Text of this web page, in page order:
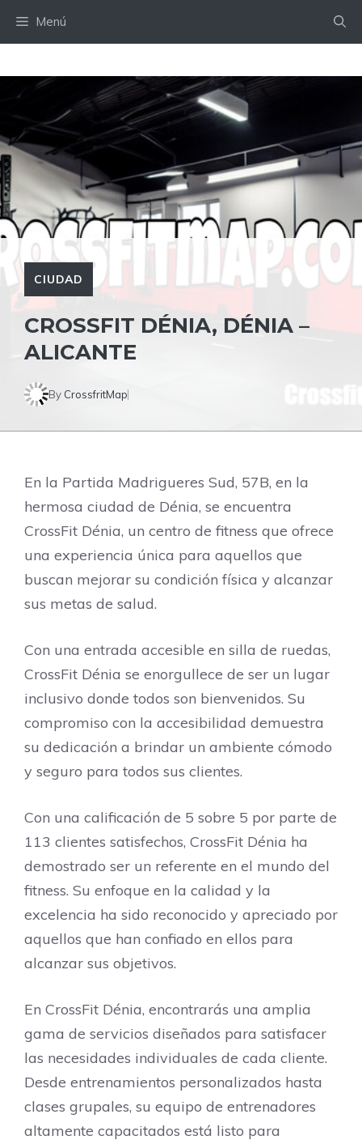
Menú
CIUDAD
CROSSFIT DÉNIA, DÉNIA –
ALICANTE
By CrossfritMap
En la Partida Madrigueres Sud, 57B, en la
hermosa ciudad de Dénia, se encuentra
CrossFit Dénia, un centro de fitness que ofrece
una experiencia única para aquellos que
buscan mejorar su condición física y alcanzar
sus metas de salud.
Con una entrada accesible en silla de ruedas,
CrossFit Dénia se enorgullece de ser un lugar
inclusivo donde todos son bienvenidos. Su
compromiso con la accesibilidad demuestra
su dedicación a brindar un ambiente cómodo
y seguro para todos sus clientes.
Con una calificación de 5 sobre 5 por parte de
113 clientes satisfechos, CrossFit Dénia ha
demostrado ser un referente en el mundo del
fitness. Su enfoque en la calidad y la
excelencia ha sido reconocido y apreciado por
aquellos que han confiado en ellos para
alcanzar sus objetivos.
En CrossFit Dénia, encontrarás una amplia
gama de servicios diseñados para satisfacer
las necesidades individuales de cada cliente.
Desde entrenamientos personalizados hasta
clases grupales, su equipo de entrenadores
altamente capacitados está listo para